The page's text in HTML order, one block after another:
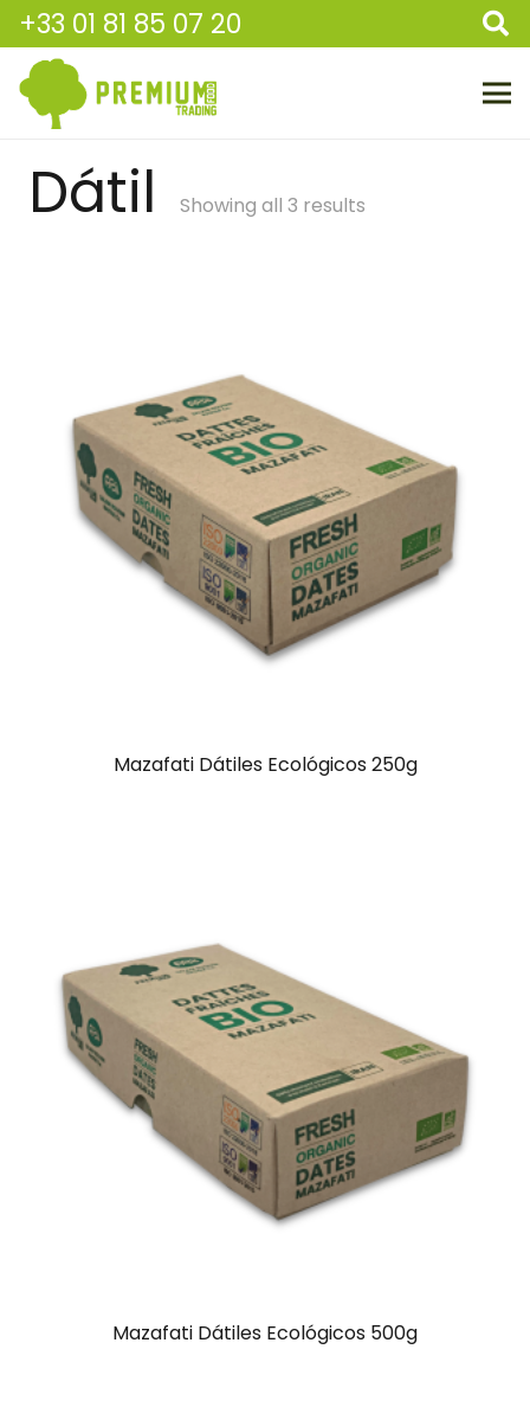
+33 01 81 85 07 20
Dátil Showing all 3 results
Mazafati Dátiles Ecológicos 250g
Mazafati Dátiles Ecológicos 500g